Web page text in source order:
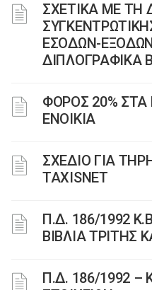
ΣΧΕΤΙΚΑ ΜΕ
ΕΣΟΔΩΝ-
ΔΙΠΛΟΓΡΑΦΙΚΑ
ΦΟΡΟΣ 20%
ΕΝΟΙΚΙΑ
ΣΧΕΔΙΟ ΓΙΑ
TAXISNET
Π.Δ. 186/1992
ΒΙΒΛΙΑ ΤΡΙΤΗΣ
Π.Δ. 186/1992 –